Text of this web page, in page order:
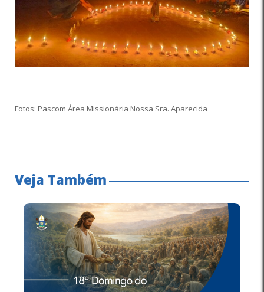
Fotos: Pascom Área Missionária Nossa Sra. Aparecida
Veja Também